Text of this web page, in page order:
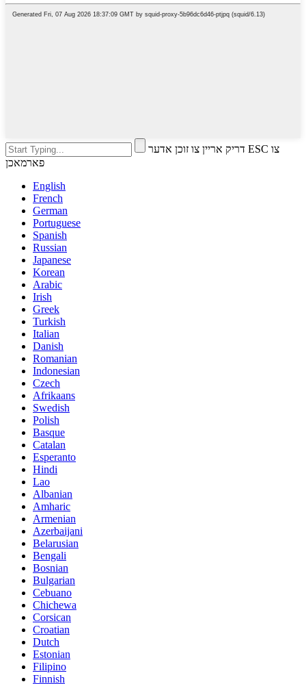
דריק אריין צו זוכן אדער ESC צו
פארמאכן
English
French
German
Portuguese
Spanish
Russian
Japanese
Korean
Arabic
Irish
Greek
Turkish
Italian
Danish
Romanian
Indonesian
Czech
Afrikaans
Swedish
Polish
Basque
Catalan
Esperanto
Hindi
Lao
Albanian
Amharic
Armenian
Azerbaijani
Belarusian
Bengali
Bosnian
Bulgarian
Cebuano
Chichewa
Corsican
Croatian
Dutch
Estonian
Filipino
Finnish